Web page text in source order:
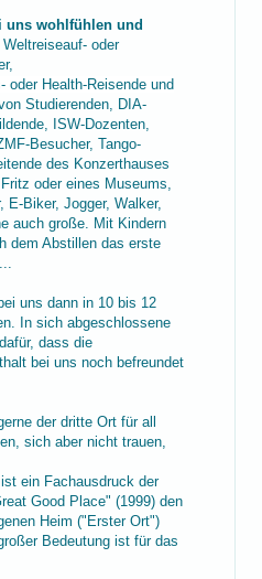
wohlfühlen und
Weltreiseauf- oder
oder Health-Reisende und
Studierenden, DIA-
ISW-Dozenten,
Besucher, Tango-
des Konzerthauses
oder eines Museums,
E-Biker, Jogger, Walker,
auch große. Mit Kindern
dem Abstillen das erste
uns dann in 10 bis 12
In sich abgeschlossene
dass die
bei uns noch befreundet
der dritte Ort für all
sich aber nicht trauen,
ein Fachausdruck der
Good Place" (1999) den
Heim ("Erster Ort")
Bedeutung ist für das